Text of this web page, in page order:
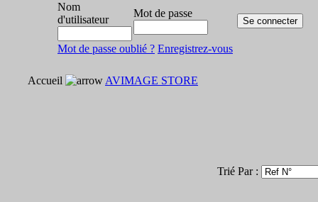
Nom
d'utilisateur
Mot de passe
Mot de passe oublié ? Enregistrez-vous
Accueil AVIMAGE STORE
Trié Par :